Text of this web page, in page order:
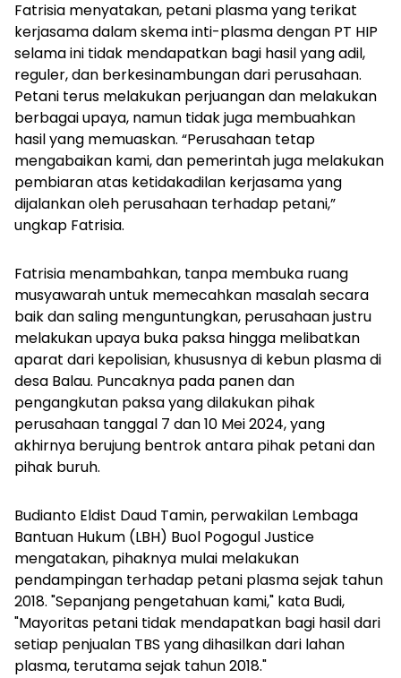
Fatrisia menyatakan, petani plasma yang terikat
kerjasama dalam skema inti-plasma dengan PT HIP
selama ini tidak mendapatkan bagi hasil yang adil,
reguler, dan berkesinambungan dari perusahaan.
Petani terus melakukan perjuangan dan melakukan
berbagai upaya, namun tidak juga membuahkan
hasil yang memuaskan. “Perusahaan tetap
mengabaikan kami, dan pemerintah juga melakukan
pembiaran atas ketidakadilan kerjasama yang
dijalankan oleh perusahaan terhadap petani,”
ungkap Fatrisia.
Fatrisia menambahkan, tanpa membuka ruang
musyawarah untuk memecahkan masalah secara
baik dan saling menguntungkan, perusahaan justru
melakukan upaya buka paksa hingga melibatkan
aparat dari kepolisian, khususnya di kebun plasma di
desa Balau. Puncaknya pada panen dan
pengangkutan paksa yang dilakukan pihak
perusahaan tanggal 7 dan 10 Mei 2024, yang
akhirnya berujung bentrok antara pihak petani dan
pihak buruh.
Budianto Eldist Daud Tamin, perwakilan Lembaga
Bantuan Hukum (LBH) Buol Pogogul Justice
mengatakan, pihaknya mulai melakukan
pendampingan terhadap petani plasma sejak tahun
2018. "Sepanjang pengetahuan kami," kata Budi,
"Mayoritas petani tidak mendapatkan bagi hasil dari
setiap penjualan TBS yang dihasilkan dari lahan
plasma, terutama sejak tahun 2018."